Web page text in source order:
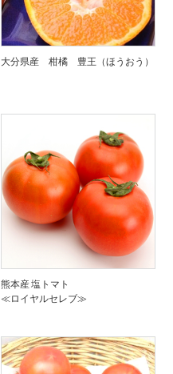
大分県産 柑橘 豊王（ほうおう）
熊本産 塩トマト
≪ロイヤルセレブ≫